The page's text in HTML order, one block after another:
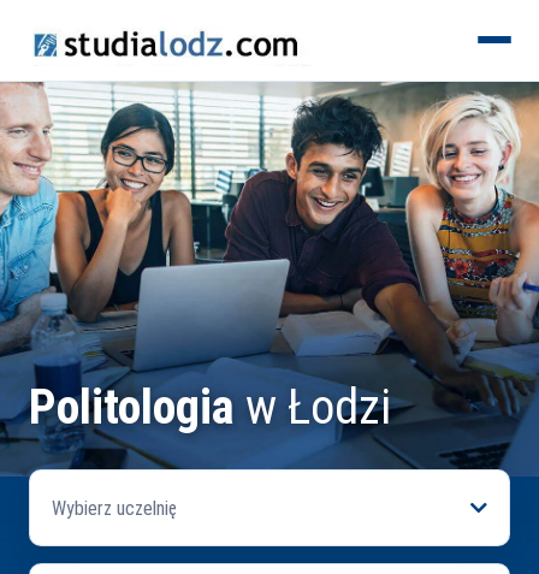
KIERUNKI
Politologia w Łodzi
Wybierz uczelnię